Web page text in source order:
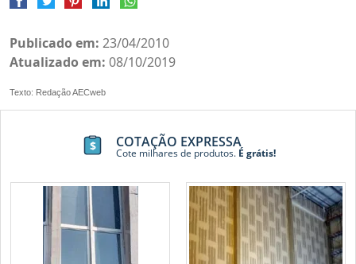
Publicado em: 23/04/2010
Atualizado em: 08/10/2019
Texto: Redação AECweb
COTAÇÃO EXPRESSA
Cote milhares de produtos.É grátis!